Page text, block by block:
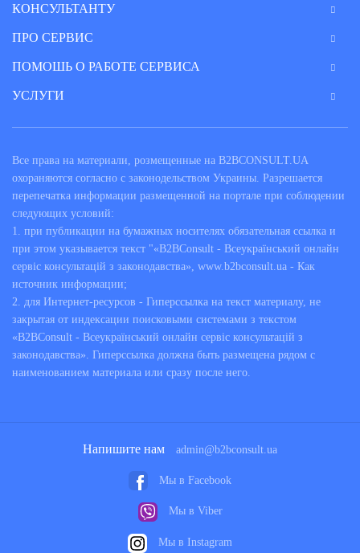
КОНСУЛЬТАНТУ
ПРО СЕРВИС
ПОМОШЬ О РАБОТЕ СЕРВИСА
УСЛУГИ
Все права на материали, розмещенные на B2BCONSULT.UA
охораняются согласно с законодельством Украины. Разрешается
перепечатка информации размещенной на портале при соблюдении
следующих условий:
1. при публикации на бумажных носителях обязательная ссылка и
при этом указывается текст "«B2BConsult - Всеукраїнський онлайн
сервіс консультацій з законодавства», www.b2bconsult.ua - Как
источник информации;
2. для Интернет-ресурсов - Гиперссылка на текст материалу, не
закрытая от индексации поисковыми системами з текстом
«B2BConsult - Всеукраїнський онлайн сервіс консультацій з
законодавства». Гиперссылка должна быть размещена рядом с
наименованием материала или сразу после него.
Напишите нам admin@b2bconsult.ua
Мы в Facebook
Мы в Viber
Мы в Instagram